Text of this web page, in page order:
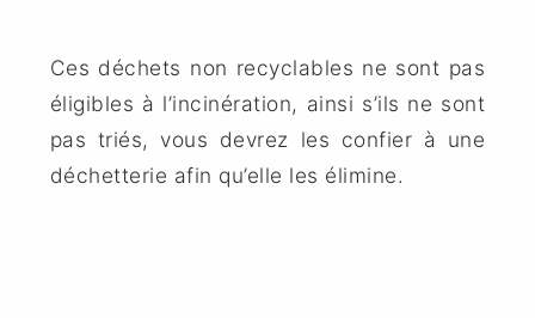
Ces déchets non recyclables ne sont pas
éligibles à l’incinération, ainsi s’ils ne sont
pas triés, vous devrez les confier à une
déchetterie afin qu’elle les élimine.